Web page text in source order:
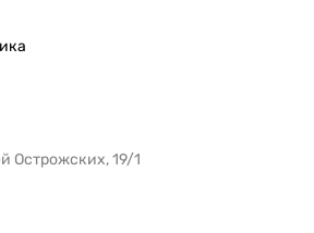
Острожских, 19/1